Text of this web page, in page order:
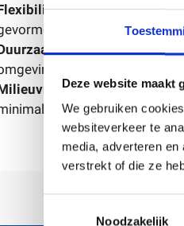
Deze website maakt
We gebruiken
websiteverkeer te
media, adverteren
verstrekt of die ze
Noodzakelijk
zink is een
en aangepast aan
zinkdaken
en het
zink is 100%
impact op het milieu.